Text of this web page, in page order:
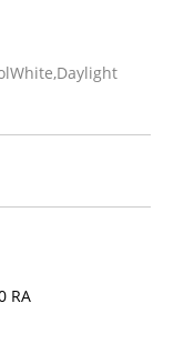
RA